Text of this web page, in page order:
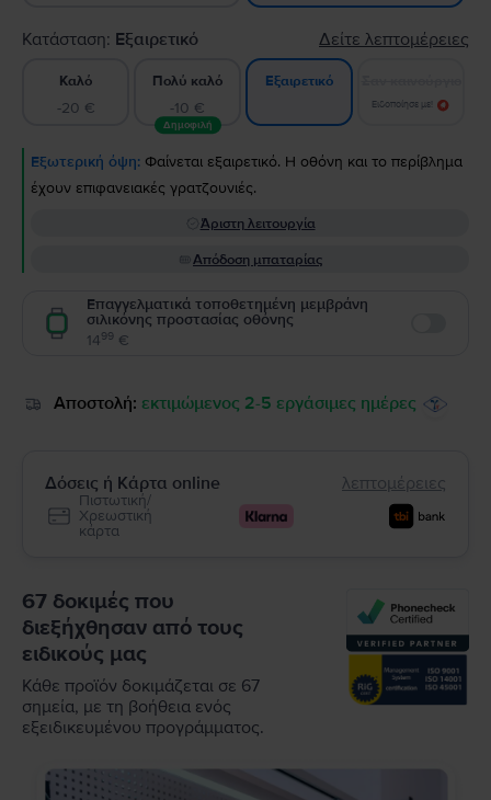
Κατάσταση: Εξαιρετικό Δείτε λεπτομέρειες
Καλό
-20 €
Πολύ καλό
-10 €
Δημοφιλή
Εξαιρετικό
Ειδοποίησε με!
Εξωτερική όψη: Φαίνεται εξαιρετικό. Η οθόνη και το περίβλημα
έχουν επιφανειακές γρατζουνιές.
Άριστη λειτουργία
Απόδοση μπαταρίας
Επαγγελματικά τοποθετημένη μεμβράνη
σιλικόνης προστασίας οθόνης
1499 €
Αποστολή: εκτιμώμενος 2-5 εργάσιμες ημέρες
Δόσεις ή Κάρτα online λεπτομέρειες
Πιστωτική/
Χρεωστική
κάρτα
67 δοκιμές που
διεξήχθησαν από τους
ειδικούς μας
Κάθε προϊόν δοκιμάζεται σε 67
σημεία, με τη βοήθεια ενός
εξειδικευμένου προγράμματος.